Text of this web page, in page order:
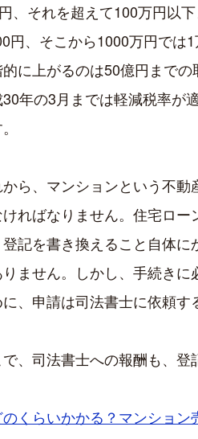
、それを超えて100万円以
円、そこから1000万円では
に上がるのは50億円までの
年の3月までは軽減税率が
ら、マンションという不
ければなりません。住宅ロ
記を書き換えること自体に
ません。しかし、手続き
、申請は司法書士に依頼す
、司法書士への報酬も、登
のくらいかかる？マンション